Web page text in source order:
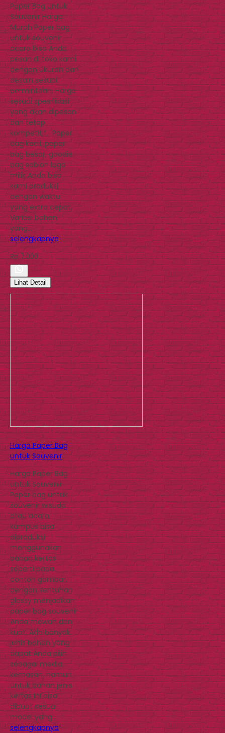
Paper Bag untuk
Souvenir Harga
Murah Paper bag
untuk souvenir
acara bisa Anda
pesan di toko kami
dengan ukuran dan
desain sesuai
permintaan. Harga
sesuai spesifikasi
yang akan dipesan
dan tetap
kompetitif. Paper
bag kecil, paper
bag besar, goodie
bag sablon logo
milik Anda bisa
kami produksi
dengan waktu
yang extra cepat.
Variasi bahan
yang…
selengkapnya
Rp 7.000
Lihat Detail
Harga Paper Bag
untuk Souvenir
Harga Paper Bag
untuk Souvenir
Paper bag untuk
souvenir wisuda
atau acara
kampus bisa
diproduksi
menggunakan
bahan kertas
seperti pada
contoh gambar,
dengan sentuhan
glossy menjadikan
paper bag souvenir
Anda mewah dan
kuat. Ada banyak
jenis bahan yang
dapat Anda pilih
sebagai media
kemasan, namun
untuk bahan jenis
kertas ini bisa
dibuat sesuai
model yang…
selengkapnya